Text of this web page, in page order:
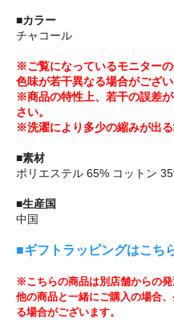
■カラー
チャコール
※ご覧になっているモニター
色味が若干異なる場合がござい
※商品の特性上、若干の誤差
さい。
※洗濯により多少の縮みが出る
■素材
ポリエステル 65% コットン
■生産国
中国
■ギフトラッピングはこち
※こちらの商品は別店舗からの発
他の商品と一緒にご購入の場合
る場合がございます。